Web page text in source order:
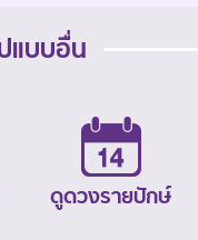
แบบอื่น
ดูดวงรายปักษ์